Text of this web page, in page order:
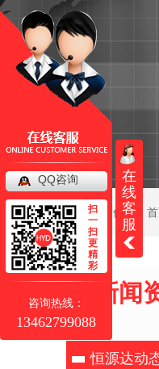
当前位置：
新闻
NEWS
恒源达动
在
线
客
服
QQ咨询
扫
一
扫
更
精
彩
咨询热线：
13462799088